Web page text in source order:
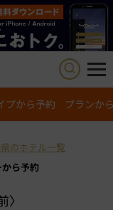
プから予約 プランか
のホテル一覧
ら予約